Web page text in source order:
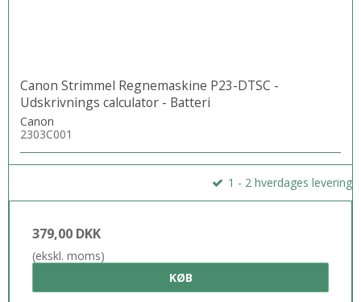
Canon Strimmel Regnemaskine P23-DTSC -
Udskrivnings calculator - Batteri
Canon
2303C001
1 - 2 hverdages levering
379,00 DKK
(ekskl. moms)
KØB